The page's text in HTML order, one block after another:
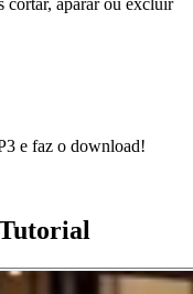
e faz o download!